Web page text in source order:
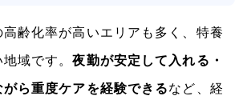
齢化率が高いエリアも多く、特養
地域です。夜勤が安定して入れる・
がら重度ケアを経験できるなど、経